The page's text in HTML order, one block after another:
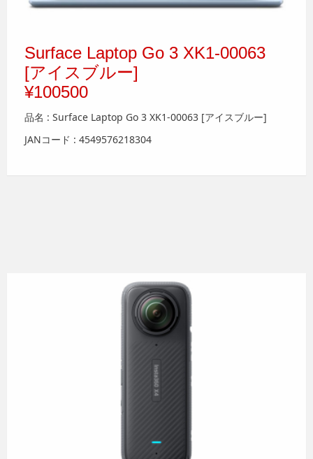
Surface Laptop Go 3 XK1-00063
[アイスブルー]
¥100500
品名 : Surface Laptop Go 3 XK1-00063 [アイスブルー]
JANコード : 4549576218304